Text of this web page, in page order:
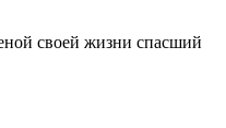
своей жизни спасший